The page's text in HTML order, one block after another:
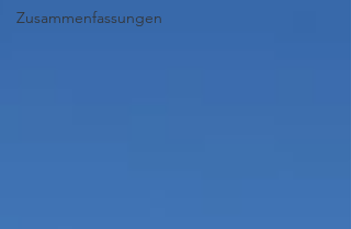
Zusammenfassungen